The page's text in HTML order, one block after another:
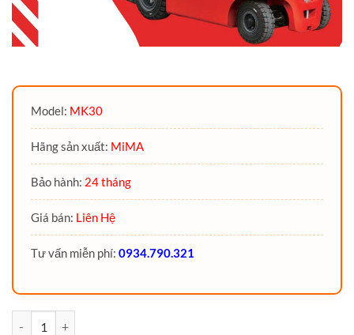
Model: MK30
Hãng sản xuất: MiMA
Bảo hành: 24 tháng
Giá bán: Liên Hệ
Tư vấn miễn phí: 0934.790.321